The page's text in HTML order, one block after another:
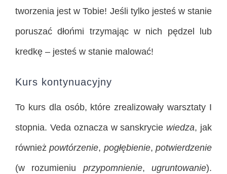
tworzenia jest w Tobie! Jeśli tylko jesteś w stanie
poruszać dłońmi trzymając w nich pędzel lub
kredkę – jesteś w stanie malować!
Kurs kontynuacyjny
To kurs dla osób, które zrealizowały warsztaty I
stopnia. Veda oznacza w sanskrycie wiedza, jak
równieżpowtórzenie, pogłębienie,potwierdzenie
(w rozumieniu przypomnienie,ugruntowanie).